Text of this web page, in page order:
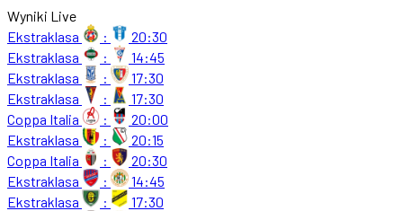
Wyniki Live
Ekstraklasa
:
20:30
Ekstraklasa
:
14:45
Ekstraklasa
:
17:30
Ekstraklasa
:
17:30
Coppa Italia
:
20:00
Ekstraklasa
:
20:15
Coppa Italia
:
20:30
Ekstraklasa
:
14:45
Ekstraklasa
:
17:30